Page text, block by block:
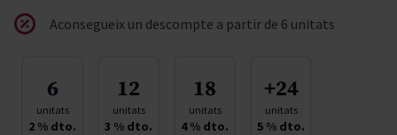
Aconsegueix un descompte a partir de 6 unitats
6
unitats
2 % dto.
12
unitats
3 % dto.
18
unitats
4% dto.
+24
unitats
5 % dto.